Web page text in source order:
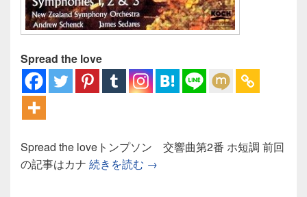
Spread the love
Spread the loveトンプソン 交響曲第2番 ホ短調 前回
の記事はカナ 続きを読む トンプソン 交響曲第2番：亜
→